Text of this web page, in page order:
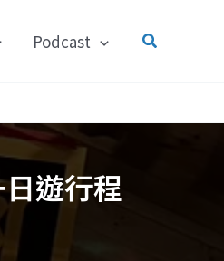
Podcast
搜
遊行程